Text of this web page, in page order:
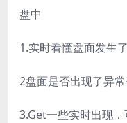
盘中
1.实时看懂盘面发生
2盘面是否出现了异
3.Get一些实时出现